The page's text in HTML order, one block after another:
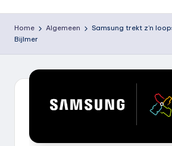
r
a
a
Home Algemeen
Samsung trekt z’n
Bijlmer